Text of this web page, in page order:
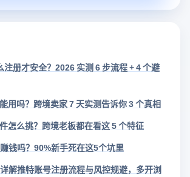
册才安全？2026 实测 6 步流程 + 4 个避
用吗？跨境卖家 7 天实测告诉你 3 个真相
怎么挑？跨境老板都在看这 5 个特征
钱吗？90%新手死在这5个坑里
解推特账号注册流程与风控规避，多开浏